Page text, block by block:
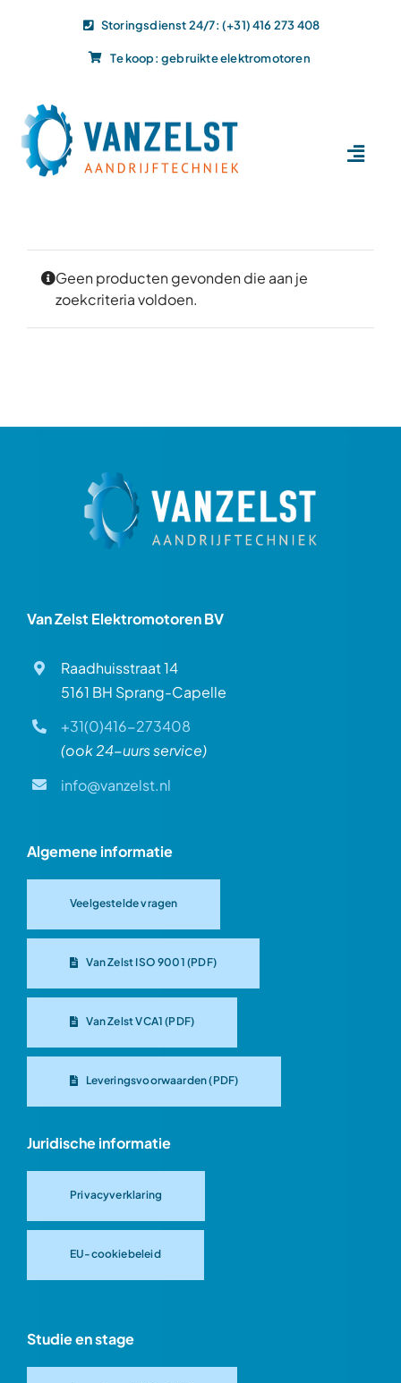
Storingsdienst 24/7: (+31) 416 273 408
Te koop: gebruikte elektromotoren
Vacatures
Geen producten gevonden die aan je
zoekcriteria voldoen.
Van Zelst Elektromotoren BV
Raadhuisstraat 14
5161 BH Sprang-Capelle
+31(0)416-273408
(ook 24-uurs service)
info@vanzelst.nl
Algemene informatie
Veelgestelde vragen
Van Zelst ISO 9001 (PDF)
Van Zelst VCA1 (PDF)
Leveringsvoorwaarden (PDF)
Juridische informatie
Privacyverklaring
EU-cookiebeleid
Studie en stage